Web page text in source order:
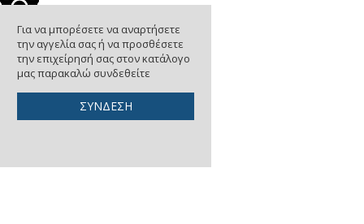
Για να μπορέσετε να αναρτήσετε
την αγγελία σας ή να προσθέσετε
την επιχείρησή σας στον κατάλογο
μας παρακαλώ συνδεθείτε
ΣΥΝΔΕΣΗ